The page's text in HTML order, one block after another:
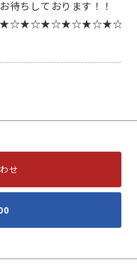
待ちしております！！
せ